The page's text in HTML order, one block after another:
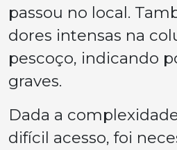
passou no local.
dores intensas na
pescoço, indicando
graves.
Dada a
difícil acesso, foi